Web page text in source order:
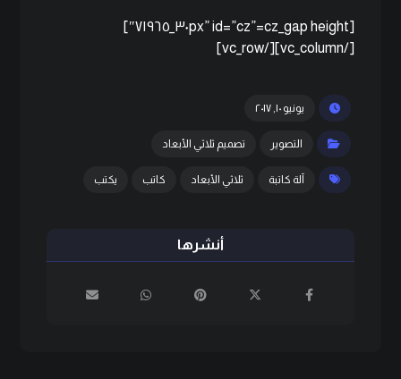
[cz_gap height=”٣٠px” id=”cz_٧١٩٦٥″]
[/vc_column][/vc_row]
يونيو ١٠, ٢٠١٧
التصوير تصميم ثلاثي الأبعاد
آلة كاتبة ثلاثي الأبعاد كاتب يكتب